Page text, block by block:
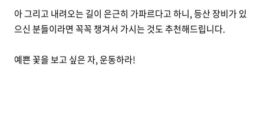
아 그리고 내려오는 길이 은근히 가파르다고 하니, 등산 장비가 있
으신 분들이라면 꼭꼭 챙겨서 가시는 것도 추천해드립니다.
예쁜 꽃을 보고 싶은 자, 운동하라!